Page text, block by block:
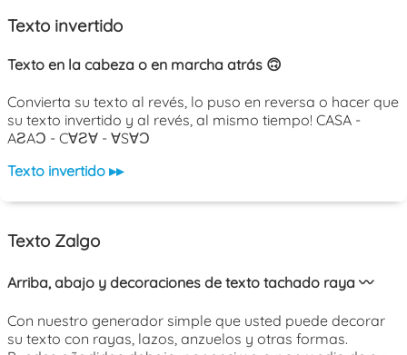
Texto invertido
Texto en la cabeza o en marcha atrás 🙃
Convierta su texto al revés, lo puso en reversa o hacer que
su texto invertido y al revés, al mismo tiempo! CASA -
AƧAƆ - C∀Ƨ∀ - ∀S∀Ɔ
Texto invertido ▸▸
Texto Zalgo
Arriba, abajo y decoraciones de texto tachado raya 〰️
Con nuestro generador simple que usted puede decorar
su texto con rayas, lazos, anzuelos y otras formas.